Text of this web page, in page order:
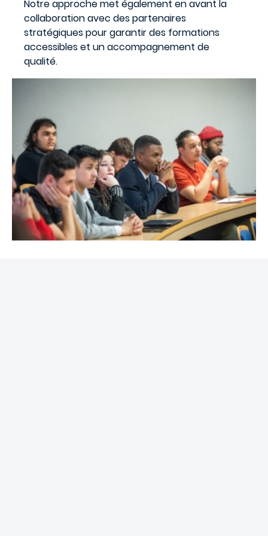
Notre approche met également en avant la
collaboration avec des partenaires
stratégiques pour garantir des formations
accessibles et un accompagnement de
qualité.